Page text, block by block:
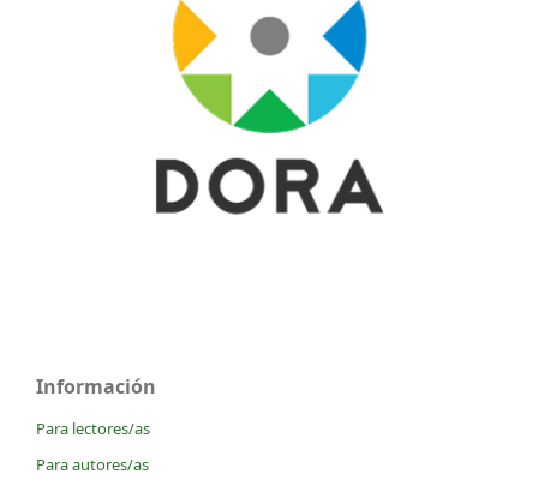
Información
Para lectores/as
Para autores/as